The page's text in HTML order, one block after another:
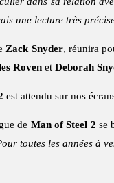
une lecture très
Zack Snyder, réunira
Roven et Deborah
est attendu sur nos
de Man of Steel 2 se
toutes les années à